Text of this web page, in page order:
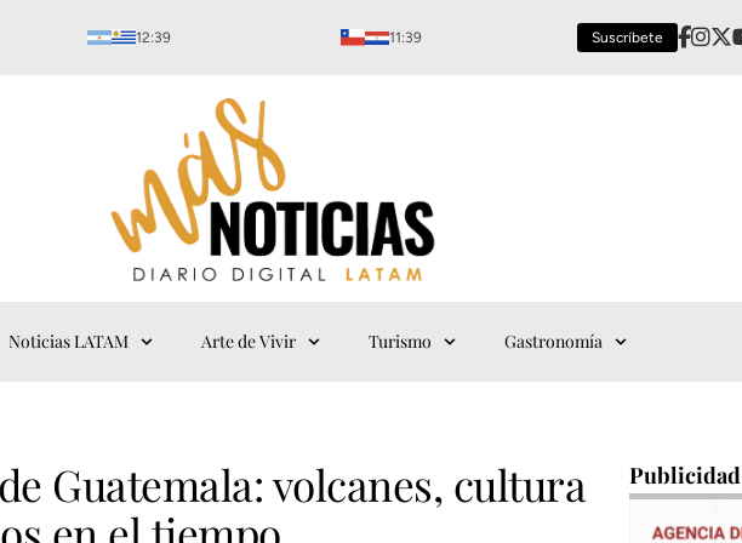
12:39 11:39 Suscríbete
Noticias LATAM Arte de Vivir Turismo Gastronomía
Guatemala: volcanes, cultura
Publicidad